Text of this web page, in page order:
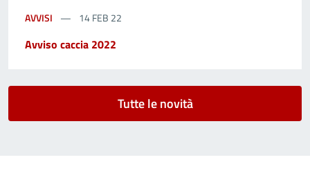
AVVISI 14 FEB 22
Avviso caccia 2022
Tutte le novità